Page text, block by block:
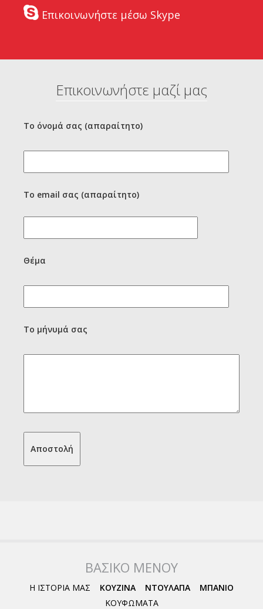
Επικοινωνήστε μέσω Skype
Επικοινωνήστε μαζί μας
Το όνομά σας (απαραίτητο)
Το email σας (απαραίτητο)
Θέμα
Το μήνυμά σας
ΒΑΣΙΚΟ ΜΕΝΟΥ
Η ΙΣΤΟΡΙΑ ΜΑΣ ΚΟΥΖΙΝΑ ΝΤΟΥΛΑΠΑ
ΜΠΑΝΙΟ
ΚΟΥΦΩΜΑΤΑ